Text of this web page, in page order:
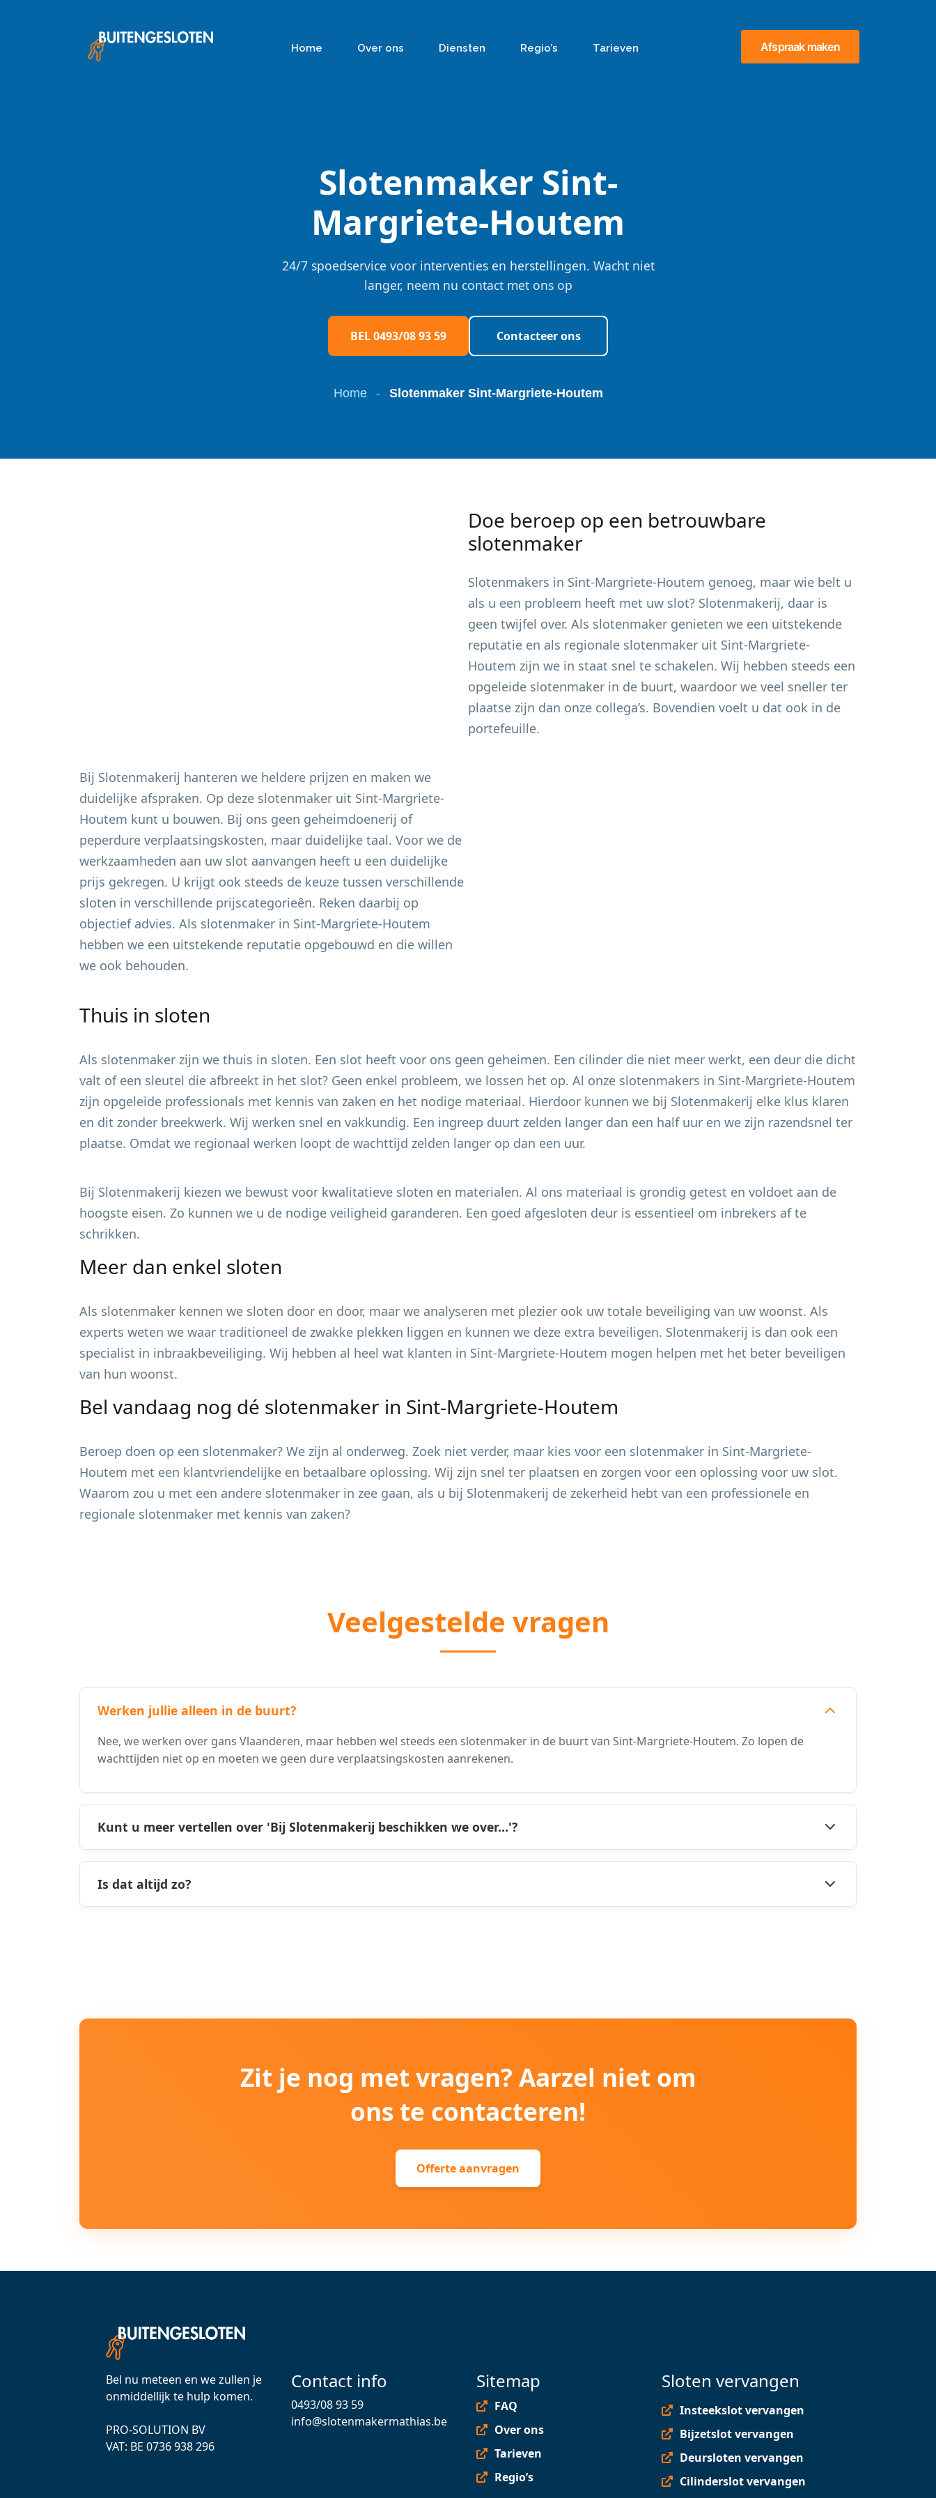
Home Over ons Diensten Regio’s Tarieven Afspraak maken
Slotenmaker Sint-
Margriete-Houtem
24/7 spoedservice voor interventies en herstellingen. Wacht niet
langer, neem nu contact met ons op
BEL 0493/08 93 59 Contacteer ons
Home - Slotenmaker Sint-Margriete-Houtem
Doe beroep op een betrouwbare
slotenmaker
Slotenmakers in Sint-Margriete-Houtem genoeg, maar wie belt u
als u een probleem heeft met uw slot? Slotenmakerij, daar is
geen twijfel over. Als slotenmaker genieten we een uitstekende
reputatie en als regionale slotenmaker uit Sint-Margriete-
Houtem zijn we in staat snel te schakelen. Wij hebben steeds een
opgeleide slotenmaker in de buurt, waardoor we veel sneller ter
plaatse zijn dan onze collega’s. Bovendien voelt u dat ook in de
portefeuille.
Bij Slotenmakerij hanteren we heldere prijzen en maken we
duidelijke afspraken. Op deze slotenmaker uit Sint-Margriete-
Houtem kunt u bouwen. Bij ons geen geheimdoenerij of
peperdure verplaatsingskosten, maar duidelijke taal. Voor we de
werkzaamheden aan uw slot aanvangen heeft u een duidelijke
prijs gekregen. U krijgt ook steeds de keuze tussen verschillende
sloten in verschillende prijscategorieên. Reken daarbij op
objectief advies. Als slotenmaker in Sint-Margriete-Houtem
hebben we een uitstekende reputatie opgebouwd en die willen
we ook behouden.
Thuis in sloten
Als slotenmaker zijn we thuis in sloten. Een slot heeft voor ons geen geheimen. Een cilinder die niet meer werkt, een deur die dicht
valt of een sleutel die afbreekt in het slot? Geen enkel probleem, we lossen het op. Al onze slotenmakers in Sint-Margriete-Houtem
zijn opgeleide professionals met kennis van zaken en het nodige materiaal. Hierdoor kunnen we bij Slotenmakerij elke klus klaren
en dit zonder breekwerk. Wij werken snel en vakkundig. Een ingreep duurt zelden langer dan een half uur en we zijn razendsnel ter
plaatse. Omdat we regionaal werken loopt de wachttijd zelden langer op dan een uur.
Bij Slotenmakerij kiezen we bewust voor kwalitatieve sloten en materialen. Al ons materiaal is grondig getest en voldoet aan de
hoogste eisen. Zo kunnen we u de nodige veiligheid garanderen. Een goed afgesloten deur is essentieel om inbrekers af te
schrikken.
Meer dan enkel sloten
Als slotenmaker kennen we sloten door en door, maar we analyseren met plezier ook uw totale beveiliging van uw woonst. Als
experts weten we waar traditioneel de zwakke plekken liggen en kunnen we deze extra beveiligen. Slotenmakerij is dan ook een
specialist in inbraakbeveiliging. Wij hebben al heel wat klanten in Sint-Margriete-Houtem mogen helpen met het beter beveiligen
van hun woonst.
Bel vandaag nog dé slotenmaker in Sint-Margriete-Houtem
Beroep doen op een slotenmaker? We zijn al onderweg. Zoek niet verder, maar kies voor een slotenmaker in Sint-Margriete-
Houtem met een klantvriendelijke en betaalbare oplossing. Wij zijn snel ter plaatsen en zorgen voor een oplossing voor uw slot.
Waarom zou u met een andere slotenmaker in zee gaan, als u bij Slotenmakerij de zekerheid hebt van een professionele en
regionale slotenmaker met kennis van zaken?
Veelgestelde vragen
Werken jullie alleen in de buurt?
Nee, we werken over gans Vlaanderen, maar hebben wel steeds een slotenmaker in de buurt van Sint-Margriete-Houtem. Zo lopen de
wachttijden niet op en moeten we geen dure verplaatsingskosten aanrekenen.
Kunt u meer vertellen over 'Bij Slotenmakerij beschikken we over...'?
Is dat altijd zo?
Zit je nog met vragen? Aarzel niet om
ons te contacteren!
Offerte aanvragen
Bel nu meteen en we zullen je
onmiddellijk te hulp komen.
PRO-SOLUTION BV
VAT: ВЕ 0736 938 296
Contact info
0493/08 93 59
info@slotenmakermathias.be
Sitemap
FAQ
Over ons
Tarieven
Regio’s
Sloten vervangen
Insteekslot vervangen
Bijzetslot vervangen
Deursloten vervangen
Cilinderslot vervangen